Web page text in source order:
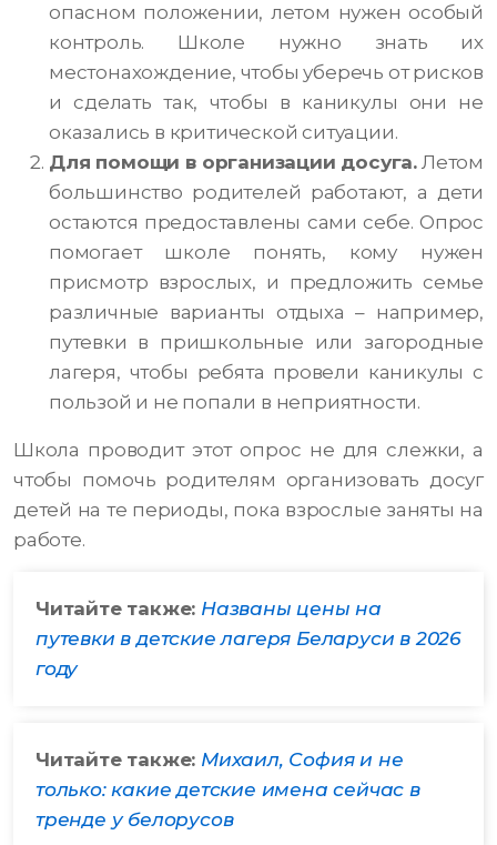
опасном положении, летом нужен особый
контроль. Школе нужно знать их
местонахождение, чтобы уберечь от рисков
и сделать так, чтобы в каникулы они не
оказались в критической ситуации.
Для помощи в организации досуга. Летом
большинство родителей работают, а дети
остаются предоставлены сами себе. Опрос
помогает школе понять, кому нужен
присмотр взрослых, и предложить семье
различные варианты отдыха – например,
путевки в пришкольные или загородные
лагеря, чтобы ребята провели каникулы с
пользой и не попали в неприятности.
Школа проводит этот опрос не для слежки, а
чтобы помочь родителям организовать досуг
детей на те периоды, пока взрослые заняты на
работе.
Читайте также: Названы цены на
путевки в детские лагеря Беларуси в 2026
году
Читайте также: Михаил, София и не
только: какие детские имена сейчас в
тренде у белорусов